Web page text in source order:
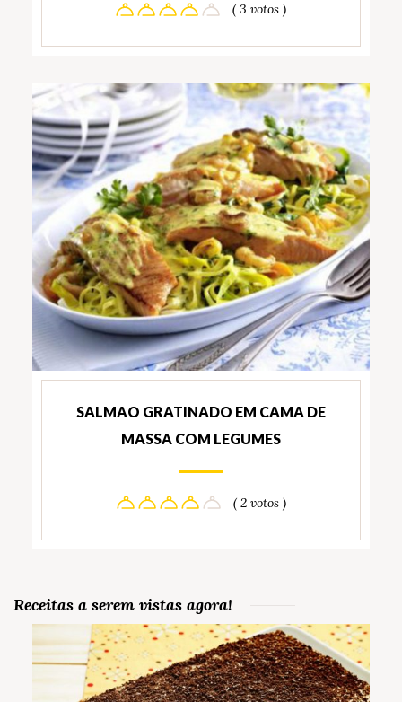
( 3 votos )
SALMAO GRATINADO EM CAMA DE
MASSA COM LEGUMES
( 2 votos )
Receitas a serem vistas agora!